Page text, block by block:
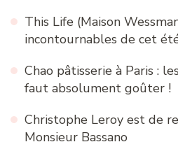
This Life (Maison
incontournables de cet
Chao pâtisserie à Paris :
faut absolument goûter !
Christophe Leroy est de
Monsieur Bassano